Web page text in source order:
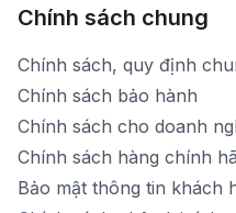
Chính sách chung
Chính sách, quy định
Chính sách bảo hành
Chính sách cho doanh
Chính sách hàng chính
Bảo mật thông tin khách